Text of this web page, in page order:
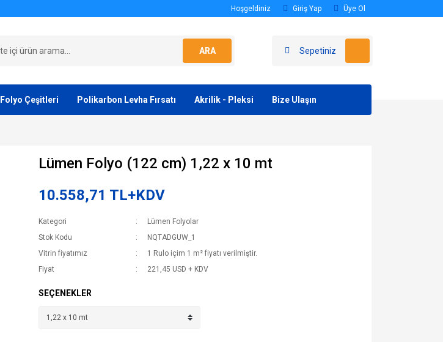
Hoşgeldiniz Giriş Yap Üye Ol
ARA Sepetiniz
Folyo Çeşitleri Polikarbon Levha Fırsatı Akrilik - Pleksi Bize Ulaşın
Lümen Folyo (122 cm) 1,22 x 10 mt
10.558,71 TL+KDV
Kategori
Lümen Folyolar
Stok Kodu
NQTADGUW_1
Vitrin fiyatımız
1 Rulo içim 1 m² fiyatı verilmiştir.
Fiyat
221,45 USD + KDV
SEÇENEKLER